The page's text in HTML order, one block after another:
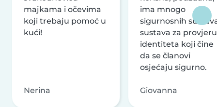
majkama i očevima
koji trebaju pomoć u
kući!
Nerina
ima mnogo
sigurnosnih
sustava za provjeru
identiteta koji čine
da se članovi
osjećaju sigurno.
Giovanna